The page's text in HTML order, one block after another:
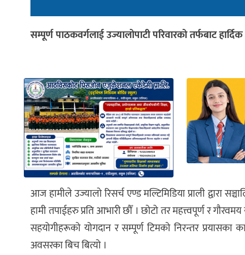
सम्पूर्ण पाठकवर्गलाई उज्यालोपाटी परिवारको तर्फबाट
आज हामीले उज्यालो रिसर्च एण्ड मल्टिमिडिया प्राली द्वारा
हामी तपाईहरु प्रति आभारी छौँ । छोटो तर महत्त्वपूर्ण र
सहयोगीहरूको योगदान र सम्पूर्ण टिमको निरन्तर प्रयासका
अवसरका बिच बित्यो ।